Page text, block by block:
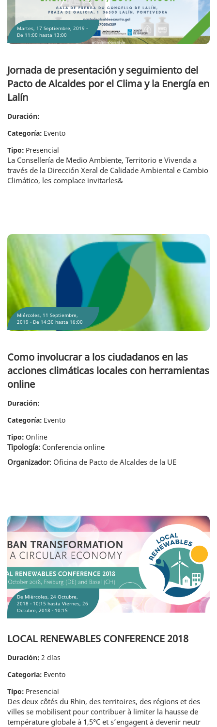
Jornada de presentación y seguimiento del
Pacto de Alcaldes por el Clima y la Energía en
Lalín
Duración:
Categoría: Evento
Tipo: Presencial
La Consellería de Medio Ambiente, Territorio e Vivenda a
través de la Dirección Xeral de Calidade Ambiental e Cambio
Climático, les complace invitarles&
Martes, 17 Septiembre, 2019 -
De 11:00 hasta 13:00
Como involucrar a los ciudadanos en las acciones climáticas locales con
herramientas online
Como involucrar a los ciudadanos en las
acciones climáticas locales con herramientas
online
Duración:
Categoría: Evento
Tipo: Online
Tipología: Conferencia online
Organizador: Oficina de Pacto de Alcaldes de la UE
Miércoles, 11 Septiembre,
2019 - De 14:30 hasta 16:00
LOCAL RENEWABLES CONFERENCE 2018
LOCAL RENEWABLES CONFERENCE 2018
Duración: 2 días
Categoría: Evento
Tipo: Presencial
Des deux côtés du Rhin, des territoires, des régions et des
villes se mobilisent pour contribuer à limiter la hausse de
température globale à 1,5°C et s’engagent à devenir neutr
De Miércoles, 24 Octubre,
2018 - 10:15 hasta Viernes, 26
Octubre, 2018 - 10:15